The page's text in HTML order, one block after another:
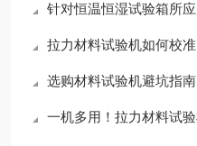
针对恒温恒湿试验箱所
拉力材料试验机如何校准
选购材料试验机避坑指南：如何精准匹配
一机多用！拉力材料试